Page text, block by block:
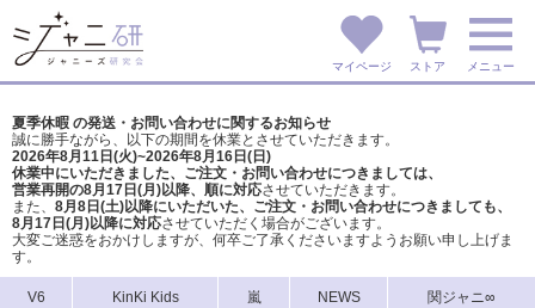
マイページ ストア メニュー
夏季休暇 の発送・お問い合わせに関するお知らせ
誠に勝手ながら、以下の期間を休業とさせていただきます。
2026年8月11日(火)~2026年8月16日(日)
休業中にいただきました、ご注文・お問い合わせにつきましては、
営業再開の8月17日(月)以降、順に対応させていただきます。
また、 8月8日(土)以降にいただいた、ご注文・ お問い合わせにつきましても、
8月17日(月)以降に対応させていただく場合がございます。
大変ご迷惑をおかけしますが、 何卒ご了承くださいますようお願い申し上げま
す。
V6 KinKi Kids 嵐 NEWS 関ジャニ∞